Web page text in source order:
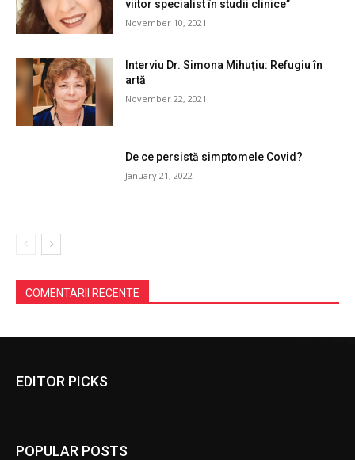
viitor specialist în studii clinice”
November 10, 2021
Interviu Dr. Simona Mihuţiu: Refugiu în
artă
November 22, 2021
De ce persistă simptomele Covid?
January 21, 2022
COMENTARII RECENTE
EDITOR PICKS
POPULAR POSTS